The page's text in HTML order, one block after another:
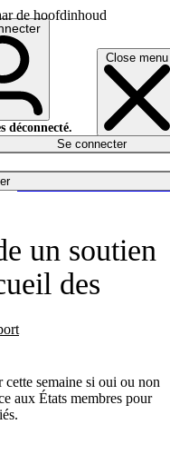
de hoofdinhoud
Close menu
déconnecté.
Se connecter
un soutien
des
semaine si oui ou non
aux États membres pour